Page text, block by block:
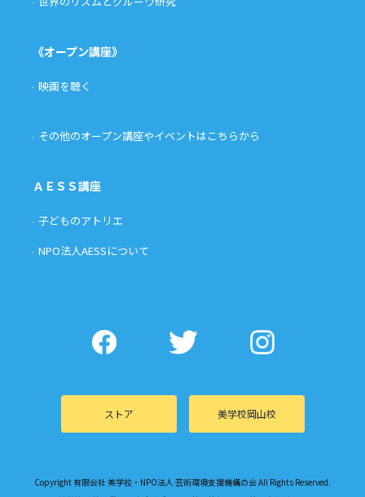
《オープン講座》
映画を聴く
その他のオープン講座やイベントはこちらから
ＡＥＳＳ講座
子どものアトリエ
NPO法人AESSについて
ストア 美学校岡山校
Copyright 有限会社 美学校・NPO法人 芸術環境支援機構の会 All Rights Reserved.